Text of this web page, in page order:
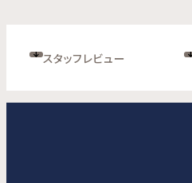
スタッフレビュー